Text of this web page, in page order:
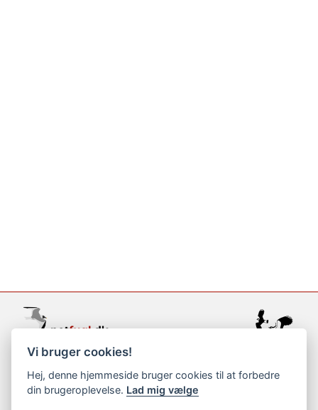
support@netfugl.dk
copyright © 2002-2023
Vi bruger cookies!
Hej, denne hjemmeside bruger cookies til at forbedre
din brugeroplevelse. Lad mig vælge